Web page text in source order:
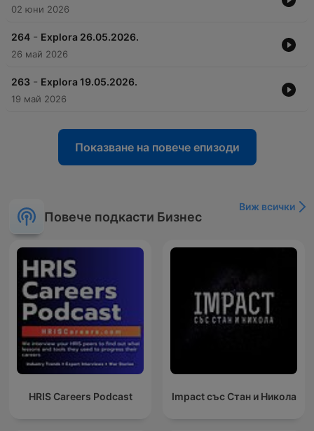
02 юни 2026
264 - Explora 26.05.2026.
26 май 2026
263 - Explora 19.05.2026.
19 май 2026
Показване на повече епизоди
Повече подкасти Бизнес
Виж всички
HRIS Careers Podcast Impact със Стан и Никола